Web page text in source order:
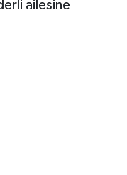
ailesine